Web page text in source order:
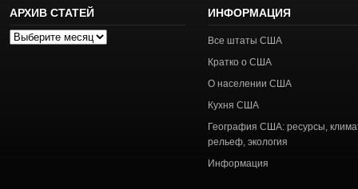
АРХИВ СТАТЕЙ
Архив
ИНФОРМАЦИЯ
Все штаты США
Кратко о США
О населении США
Кухня США
География США: ресурсы,
рельеф, экология
Информация